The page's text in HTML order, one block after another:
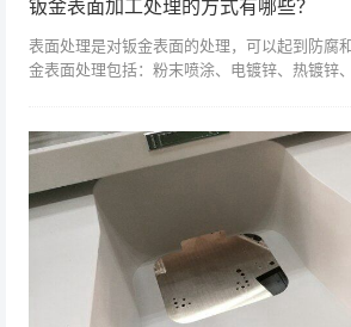
钣金表面加工处理的方式有哪些？
表面处理是对钣金表面的处理，可以起到防腐
金表面处理包括：粉末喷涂、电镀锌、热镀锌